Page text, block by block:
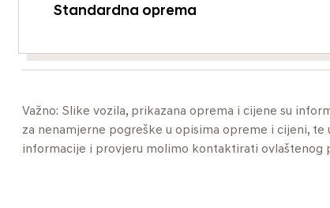
Standardna oprema
Važno: Slike vozila, prikazana oprema i cijene su
za nenamjerne pogreške u opisima opreme i cijeni,
informacije i provjeru molimo kontaktirati ovlaštenog